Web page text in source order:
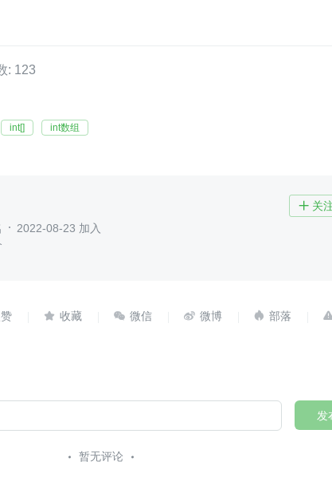
: 123
int[] int数组
 关
2022-08-23 加入
   
发
暂无评论